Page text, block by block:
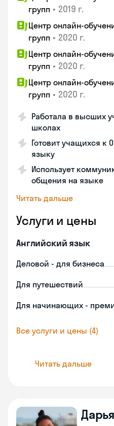
групп • 2019 г.
Центр онлайн-
групп • 2020 г.
Центр онлайн-
групп • 2020 г.
Центр онлайн-
групп • 2020 г.
Работала в высших
школах
Готовит учащихся к
языку
Использует
общения на языке
Читать дальше
Услуги и цены
Английский язык
Деловой - для бизнеса
Для путешествий
Для начинающих -
Все услуги и цены (4)
Читать дальше
Дарья